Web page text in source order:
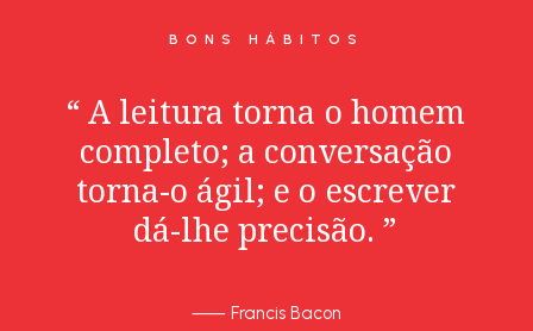
BONS HÁBITOS
“ A leitura torna o homem
completo; a conversação
torna-o ágil; e o escrever
dá-lhe precisão. ”
⸺ Francis Bacon